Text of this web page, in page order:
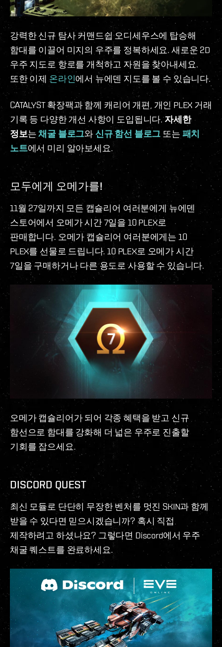
강력한 신규 탐사 커맨드쉽 오디세우스에 탑승해
함대를 이끌어 미지의 우주를 정복하세요. 새로운 2D
우주 지도로 항로를 개척하고 자원을 찾아내세요.
또한 이제 온라인에서 뉴에덴 지도를 볼 수 있습니다.
CATALYST 확장팩과 함께 캐리어 개편, 개인 PLEX 거래
기록 등 다양한 개선 사항이 도입됩니다.자세한
정보는채굴 블로그와 신규 함선 블로그 또는 패치
노트에서 미리 알아보세요.
모두에게 오메가를!
11월 27일까지 모든 캡슐리어 여러분에게 뉴에덴
스토어에서 오메가 시간 7일을 10 PLEX로
판매합니다. 오메가 캡슐리어 여러분에게는 10
PLEX를 선물로 드립니다. 10 PLEX로 오메가 시간
7일을 구매하거나 다른 용도로 사용할 수 있습니다.
오메가 캡슐리어가 되어 각종 혜택을 받고 신규
함선으로 함대를 강화해 더 넓은 우주로 진출할
기회를 잡으세요.
DISCORD QUEST
최신 모듈로 단단히 무장한 벤처를 멋진 SKIN과 함께
받을 수 있다면 믿으시겠습니까? 혹시 직접
제작하려고 하셨나요? 그렇다면 Discord에서 우주
채굴 퀘스트를 완료하세요.